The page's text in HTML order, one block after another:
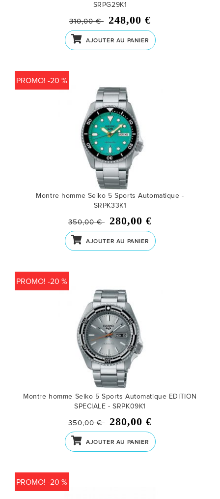
SRPG29K1
310,00 € 248,00 €
AJOUTER AU PANIER
PROMO! -20 %
Montre homme Seiko 5 Sports Automatique -
SRPK33K1
350,00 € 280,00 €
AJOUTER AU PANIER
PROMO! -20 %
Montre homme Seiko 5 Sports Automatique EDITION
SPECIALE - SRPK09K1
350,00 € 280,00 €
AJOUTER AU PANIER
PROMO! -20 %